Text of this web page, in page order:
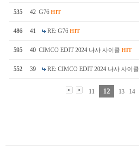
535 42 G76 HIT
486 41 RE: G76 HIT
595 40 CIMCO EDIT 2024 나사 사이클 HIT
552 39 RE: CIMCO EDIT 2024 나사 사이클
11 12 13 14